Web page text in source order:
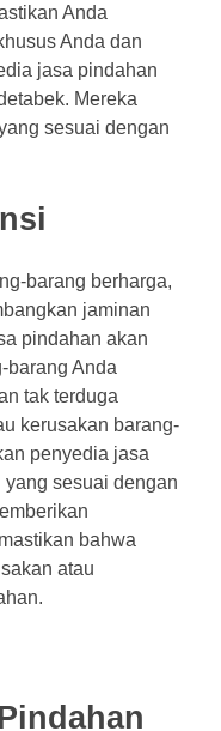
Anda
Anda dan
jasa pindahan
Mereka
sesuai dengan
barang berharga,
jaminan
pindahan akan
barang Anda
tak terduga
kerusakan barang-
penyedia jasa
sesuai dengan
bahwa
atau